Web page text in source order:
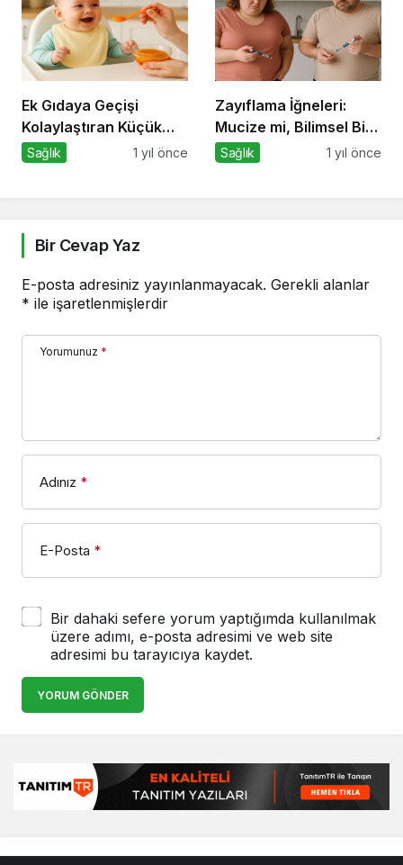
Ek Gıdaya Geçişi
Kolaylaştıran Küçük
Sırlar
Sağlık 1 yıl önce
Zayıflama İğneleri:
Mucize mi, Bilimsel Bir
Araç mı?
Sağlık 1 yıl önce
Bir Cevap Yaz
E-posta adresiniz yayınlanmayacak. Gerekli alanlar
* ile işaretlenmişlerdir
Yorumunuz *
Adınız *
E-Posta *
Bir dahaki sefere yorum yaptığımda kullanılmak
üzere adımı, e-posta adresimi ve web site
adresimi bu tarayıcıya kaydet.
YORUM GÖNDER